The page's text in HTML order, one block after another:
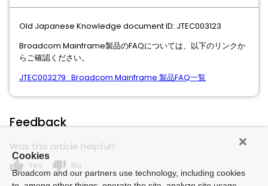
Old Japanese Knowledge document ID: JTEC003123
Broadcom Mainframe製品のFAQについては、以下のリンクか
らご確認ください。
JTEC003279 : Broadcom Mainframe 製品FAQ⼀覧
Feedback
Was this article helpful?
thumb_up Yes thumb_down No
Cookies
Broadcom and our partners use technology, including cookies